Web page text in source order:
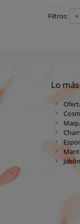
Filtros:
Lo